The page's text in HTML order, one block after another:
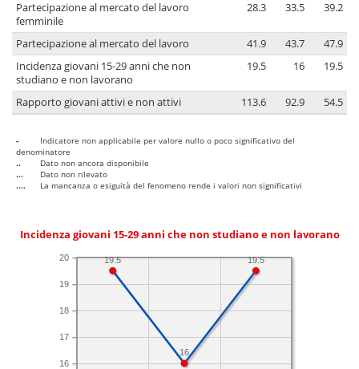
Partecipazione al mercato del lavoro
femminile
28.3 33.5 39.2
Partecipazione al mercato del lavoro 41.9 43.7
47.9
Incidenza giovani 15-29 anni che non
studiano e non lavorano
19.5 16 19.5
Rapporto giovani attivi e non attivi 113.6 92.9 54.5
-
Indicatore non applicabile per valore nullo o poco significativo del
denominatore
..
Dato non ancora disponibile
...
Dato non rilevato
....
La mancanza o esiguità del fenomeno rende i valori non significativi
Incidenza giovani 15-29 anni che non studiano e non lavorano
16
17
18
19
20 19.5
16
19.5